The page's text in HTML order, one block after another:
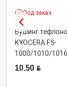
Под заказ
Бушинг
KYOCERA FS-
1000/1010/
(CET), CET4313B,
10.50 BYN